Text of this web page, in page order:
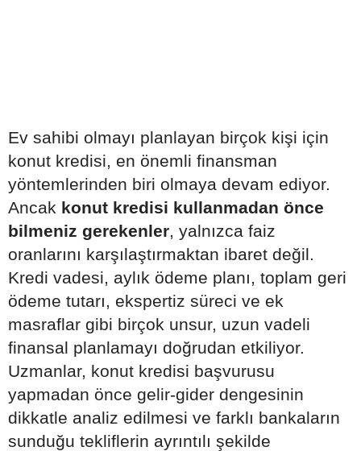
Ev sahibi olmayı planlayan birçok kişi için
konut kredisi, en önemli finansman
yöntemlerinden biri olmaya devam ediyor.
Ancak konut kredisi kullanmadan önce
bilmeniz gerekenler, yalnızca faiz
oranlarını karşılaştırmaktan ibaret değil.
Kredi vadesi, aylık ödeme planı, toplam geri
ödeme tutarı, ekspertiz süreci ve ek
masraflar gibi birçok unsur, uzun vadeli
finansal planlamayı doğrudan etkiliyor.
Uzmanlar, konut kredisi başvurusu
yapmadan önce gelir-gider dengesinin
dikkatle analiz edilmesi ve farklı bankaların
sunduğu tekliflerin ayrıntılı şekilde